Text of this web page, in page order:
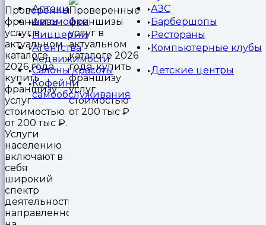
Аптеки
АЗС
Автомойки
Барбершопы
Пиццерии
Рестораны
Агентства
недвижимости
Компьютерные клубы
Салоны красоты
Детские центры
Кофейни
самообслуживания
Проверенные
франшизы
услуг в
актуальном
каталоге
2026 года,
купить
франшизу
услуг
стоимостью
от 200 тыс ₽.
Услуги
населению
включают в
себя
широкий
спектр
деятельности,
направленной